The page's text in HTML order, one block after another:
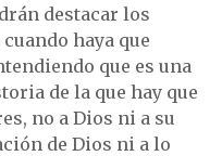
destacar los
haya que
que es una
de la que hay que
no a Dios ni a su
de Dios ni a lo